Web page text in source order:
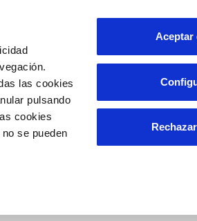
las cookies
pulsando
cookies
se pueden
Aceptar
INCIDENCIAS
Comunica anomalías o
PORTAL DE TRANSPARENCIA
Área de